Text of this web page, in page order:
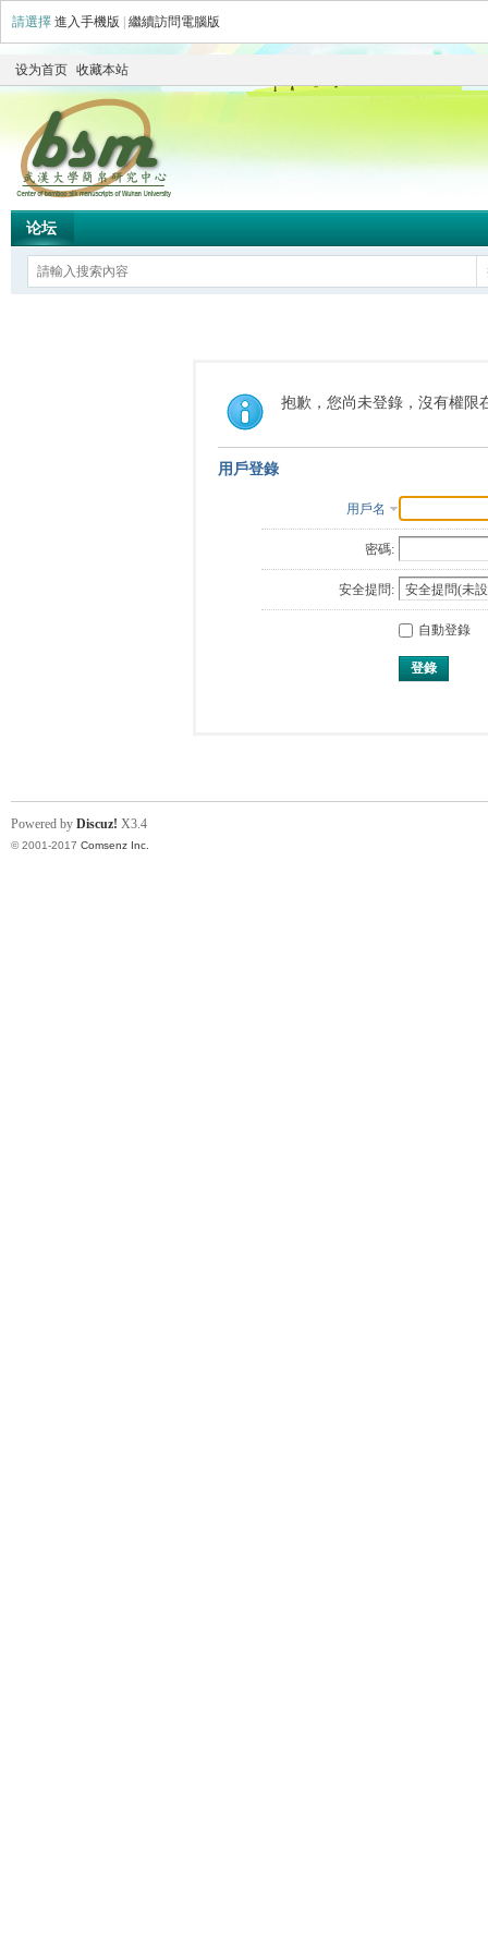
請選擇 進入手機版 繼續訪問電腦版
设为首页 收藏本站
论坛
抱歉，您尚未登錄，沒有權限
用戶登錄
用戶名
密碼:
安全提問:
自動登錄
登錄
Powered by Discuz! X3.4
© 2001-2017 Comsenz Inc.